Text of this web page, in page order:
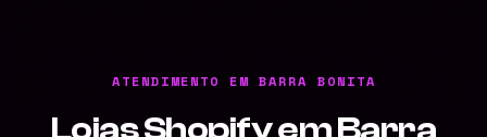
ATENDIMENTO EM BARRA BONITA
Lojas Shopify em Barra